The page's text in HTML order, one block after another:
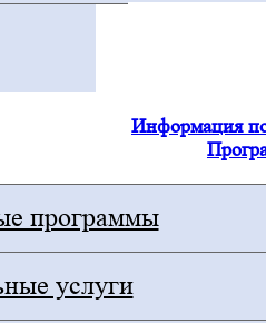
Информация
программы
услуги